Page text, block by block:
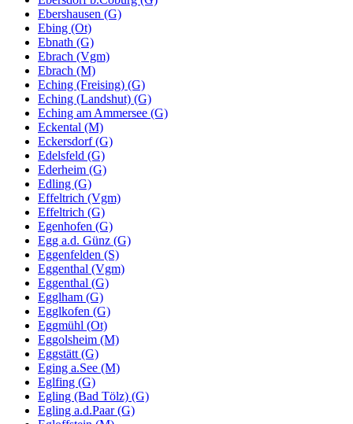
Ebershausen (G)
Ebing (Ot)
Ebnath (G)
Ebrach (Vgm)
Ebrach (M)
Eching (Freising) (G)
Eching (Landshut) (G)
Eching am Ammersee (G)
Eckental (M)
Eckersdorf (G)
Edelsfeld (G)
Ederheim (G)
Edling (G)
Effeltrich (Vgm)
Effeltrich (G)
Egenhofen (G)
Egg a.d. Günz (G)
Eggenfelden (S)
Eggenthal (Vgm)
Eggenthal (G)
Egglham (G)
Egglkofen (G)
Eggmühl (Ot)
Eggolsheim (M)
Eggstätt (G)
Eging a.See (M)
Eglfing (G)
Egling (Bad Tölz) (G)
Egling a.d.Paar (G)